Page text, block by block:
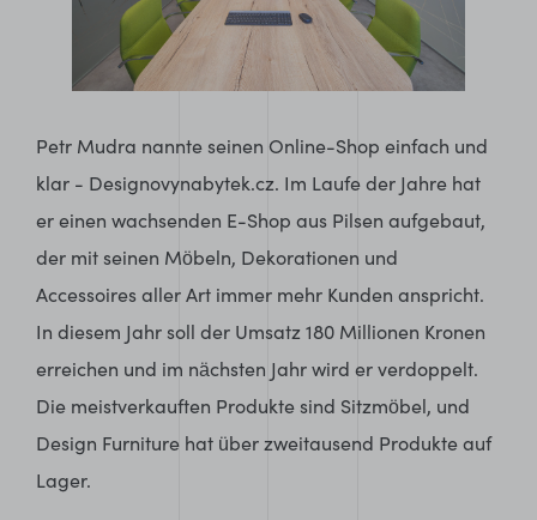
Petr Mudra nannte seinen Online-Shop einfach und
klar - Designovynabytek.cz. Im Laufe der Jahre hat
er einen wachsenden E-Shop aus Pilsen aufgebaut,
der mit seinen Möbeln, Dekorationen und
Accessoires aller Art immer mehr Kunden anspricht.
In diesem Jahr soll der Umsatz 180 Millionen Kronen
erreichen und im nächsten Jahr wird er verdoppelt.
Die meistverkauften Produkte sind Sitzmöbel, und
Design Furniture hat über zweitausend Produkte auf
Lager.